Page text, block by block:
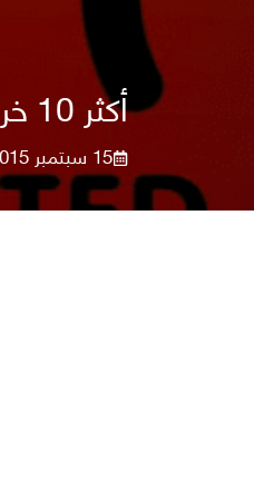
أكثر 10 خرافات انتشارًا عن جسم الانسان
15 سبتمبر 2015